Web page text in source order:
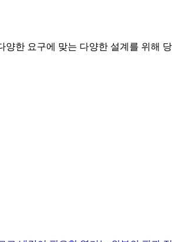
한 요구에 맞는 다양한 설계를 위해